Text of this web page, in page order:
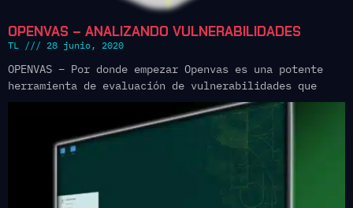
OPENVAS – ANALIZANDO VULNERABILIDADES
TL 28 junio, 2020
OPENVAS – Por donde empezar Openvas es una potente
herramienta de evaluación de vulnerabilidades que